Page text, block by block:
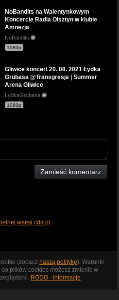
NoBandits na Walentynkowym
Koncercie Radia Olsztyn w klubie
Amnezja
NoBandits
1080p
Gliwice koncert 20. 08. 2021 Łydka
Grubasa @Transgresja | Summer
Arena Gliwice
LydkaGrubasa
1080p
Zamieść komentarz
wersji cda.pl
(zobacz naszą politykę). Warunki
plików cookies możesz zmienić w
RODO - Informacje